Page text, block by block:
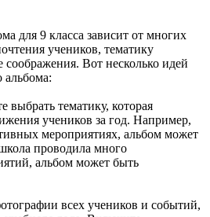
для 9 класса зависит от многих
учеников, тематику
соображения. Вот несколько идей
альбома:
выбрать тематику, которая
учеников за год. Например,
мероприятиях, альбом может
проводила много
альбом может быть
всех учеников и событий,